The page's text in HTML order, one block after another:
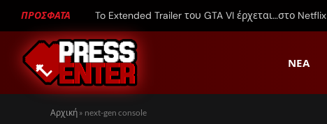
ΠΡΟΣΦΑΤΑ To Extended Trailer του GTA VI έρχεται…στο Netflix
ΝΈΑ
Αρχική » next-gen console